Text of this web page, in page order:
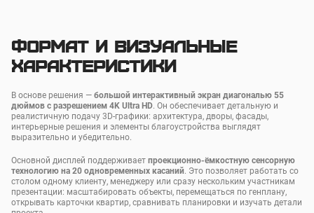
Формат и визуальные
характеристики
В основе решения — большой интерактивный экран диагональю 55
дюймов с разрешением 4K Ultra HD. Он обеспечивает детальную и
реалистичную подачу 3D-графики: архитектура, дворы, фасады,
интерьерные решения и элементы благоустройства выглядят
выразительно и убедительно.
Основной дисплей поддерживает проекционно-ёмкостную сенсорную
технологию на 20 одновременных касаний. Это позволяет работать со
столом одному клиенту, менеджеру или сразу нескольким участникам
презентации: масштабировать объекты, перемещаться по генплану,
открывать карточки квартир, сравнивать планировки и изучать детали